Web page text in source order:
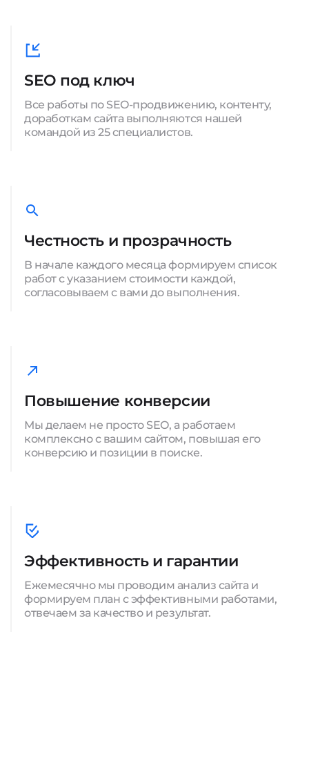
SEO под ключ
Все работы по SEO-продвижению, контенту,
доработкам сайта выполняются нашей
командой из 25 специалистов.
Честность и прозрачность
В начале каждого месяца формируем список
работ с указанием стоимости каждой,
согласовываем с вами до выполнения.
Повышение конверсии
Мы делаем не просто SEO, а работаем
комплексно с вашим сайтом, повышая его
конверсию и позиции в поиске.
Эффективность и гарантии
Ежемесячно мы проводим анализ сайта и
формируем план с эффективными работами,
отвечаем за качество и результат.